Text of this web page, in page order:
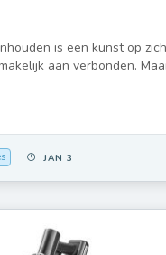
is een kunst op
aan verbonden.
JAN 3